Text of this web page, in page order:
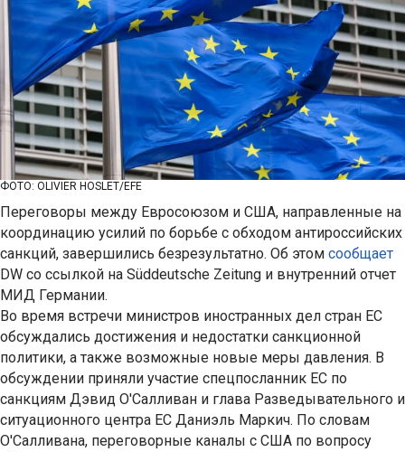
ФОТО: OLIVIER HOSLET/EFE
Переговоры между Евросоюзом и США, направленные на
координацию усилий по борьбе с обходом антироссийских
санкций, завершились безрезультатно. Об этом сообщает
DW со ссылкой на Süddeutsche Zeitung и внутренний отчет
МИД Германии.
Во время встречи министров иностранных дел стран ЕС
обсуждались достижения и недостатки санкционной
политики, а также возможные новые меры давления. В
обсуждении приняли участие спецпосланник ЕС по
санкциям Дэвид О'Салливан и глава Разведывательного и
ситуационного центра ЕС Даниэль Маркич. По словам
О'Салливана, переговорные каналы с США по вопросу